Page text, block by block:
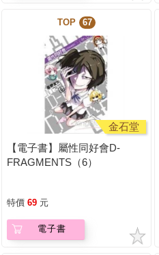
TOP 67
金石堂
【電子書】屬性同好會D-
FRAGMENTS（6）
特價 69 元
電子書